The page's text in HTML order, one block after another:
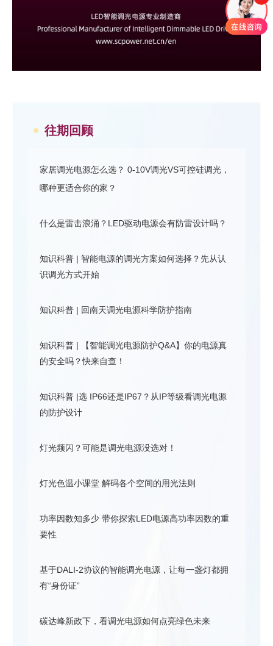
往期回顾
家居调光电源怎么选？ 0-10V调光VS可控硅调光，
哪种更适合你的家？
什么是雷击浪涌？LED驱动电源会有防雷设计吗？
知识科普 | 智能电源的调光方案如何选择？先从认
识调光方式开始
知识科普 | 回南天调光电源科学防护指南
知识科普 | 【智能调光电源防护Q&A】你的电源真
的安全吗？快来自查！
知识科普 |选 IP66还是IP67？从IP等级看调光电源
的防护设计
灯光频闪？可能是调光电源没选对！
灯光色温小课堂 解码各个空间的用光法则
功率因数知多少 带你探索LED电源高功率因数的重
要性
基于DALI-2协议的智能调光电源，让每一盏灯都拥
有“身份证”
碳达峰新政下，看调光电源如何点亮绿色未来